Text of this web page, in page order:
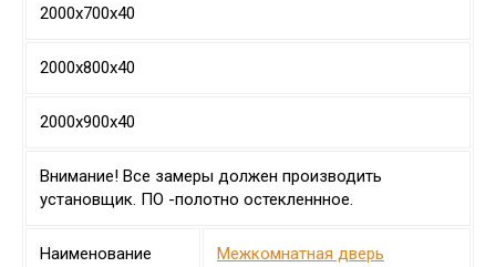
2000х700х40
2000х800х40
2000х900х40
Внимание! Все замеры должен производить
установщик. ПО -полотно остекленнное.
Наименование Межкомнатная дверь